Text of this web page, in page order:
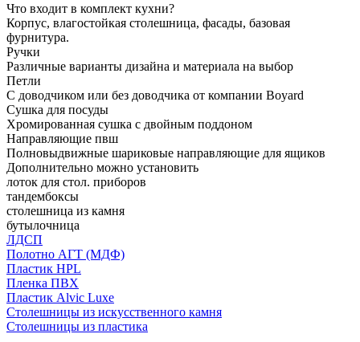
Что входит в комплект кухни?
Корпус, влагостойкая столешница, фасады, базовая
фурнитура.
Ручки
Различные варианты дизайна и материала на выбор
Петли
С доводчиком или без доводчика от компании Boyard
Сушка для посуды
Хромированная сушка с двойным поддоном
Направляющие пвш
Полновыдвижные шариковые направляющие для ящиков
Дополнительно можно установить
лоток для стол. приборов
тандембоксы
столешница из камня
бутылочница
ЛДСП
Полотно АГТ (МДФ)
Пластик HPL
Пленка ПВХ
Пластик Alvic Luxe
Столешницы из искусственного камня
Столешницы из пластика